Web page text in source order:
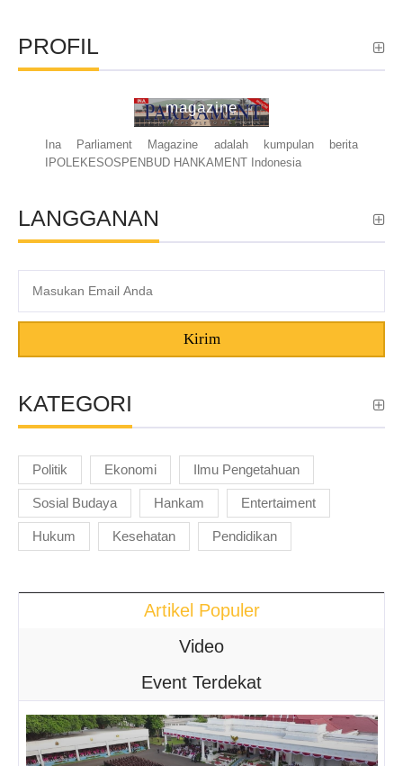
PROFIL
magazine
Ina Parliament Magazine adalah kumpulan berita
IPOLEKESOSPENBUD HANKAMENT Indonesia
LANGGANAN
Kirim
KATEGORI
Politik Ekonomi Ilmu Pengetahuan
Sosial Budaya Hankam Entertaiment
Hukum Kesehatan Pendidikan
Artikel Populer
Video
Event Terdekat